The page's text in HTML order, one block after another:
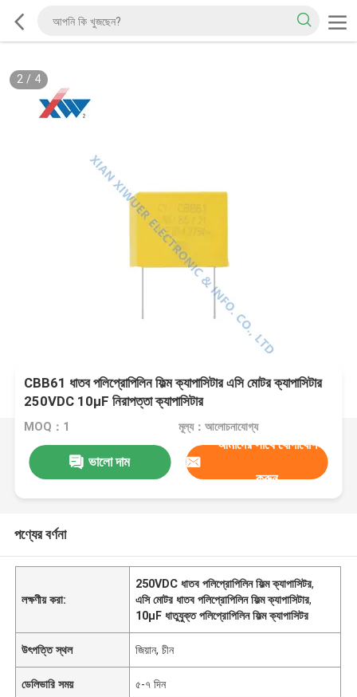
2/ 4
CBB61 ধাতব পলিপ্রোপিলিন ফিল্ম ক্যাপাসিটার এসি মোটর ক্যাপাসিটার
250VDC 10μF নিরাপত্তা ক্যাপাসিটার
MOQ：1 মূল্য：আলোচনাযোগ্য
ভালো দাম
আমাদের সাথে যোগাযোগ
করুন
পণ্যের বর্ণনা
লক্ষণীয় করা:
250VDC ধাতব পলিপ্রোপিলিন ফিল্ম ক্যাপাসিটর,
এসি মোটর ধাতব পলিপ্রোপিলিন ফিল্ম ক্যাপাসিটার,
10μF ধাতুযুক্ত পলিপ্রোপিলিন ফিল্ম ক্যাপাসিটর
উৎপত্তি স্থল জিয়ান, চীন
ডেলিভারি সময় ৫-৭ দিন